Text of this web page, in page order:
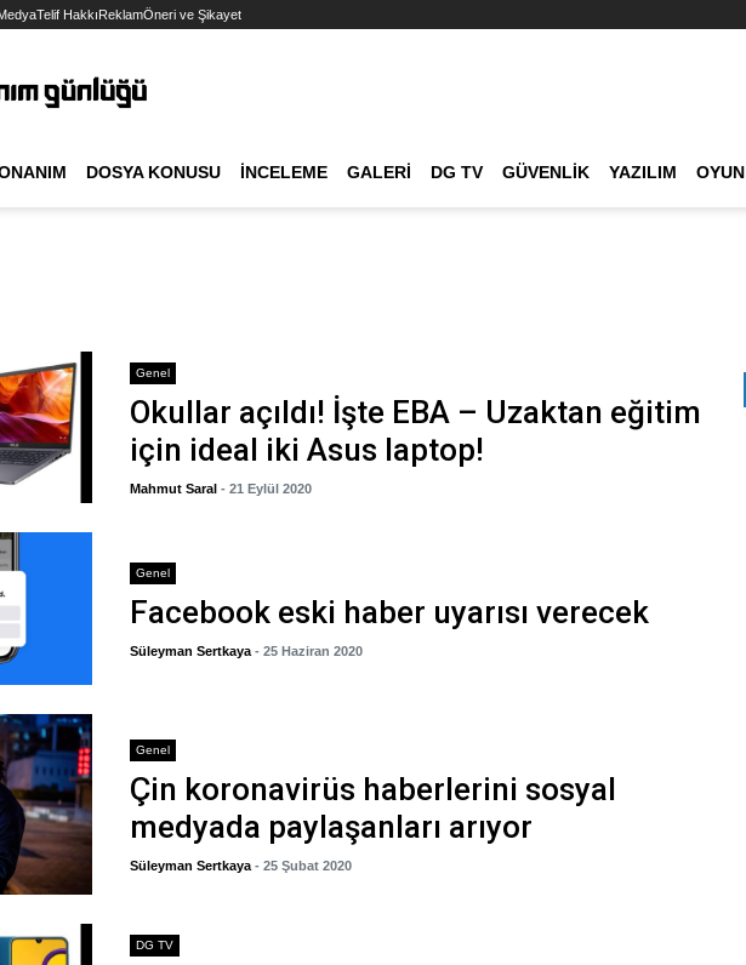
Telif HakkıReklamÖneri ve Şikayet
DOSYA KONUSU İNCELEME GALERI DG TV GÜVENLIK YAZILIM OYUN
Genel
Okullar açıldı! İşte EBA – Uzaktan eğitim
için ideal iki Asus laptop!
Mahmut Saral - 21 Eylül 2020
Genel
Facebook eski haber uyarısı verecek
Süleyman Sertkaya - 25 Haziran 2020
Genel
Çin koronavirüs haberlerini sosyal
medyada paylaşanları arıyor
Süleyman Sertkaya - 25 Şubat 2020
DG TV